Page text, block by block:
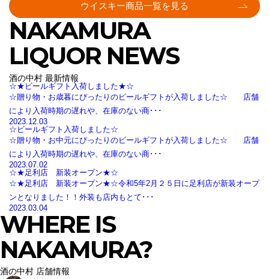
ウイスキー商品一覧を見る
NAKAMURA
LIQUOR NEWS
酒の中村 最新情報
☆★ビールギフト入荷しました★☆
☆贈り物・お歳暮にぴったりのビールギフトが入荷しました☆ 店舗
により入荷時期の遅れや、在庫のない商･･･
2023.12.03
☆ビールギフト入荷しました☆
☆贈り物・お中元にぴったりのビールギフトが入荷しました☆ 店舗
により入荷時期の遅れや、在庫のない商･･･
2023.07.02
☆★足利店 新装オープン★☆
☆★足利店 新装オープン★☆令和5年2月２５日に足利店が新装オープ
ンとなりました！！外装も店内もとて･･･
2023.03.04
WHERE IS
NAKAMURA?
酒の中村 店舗情報